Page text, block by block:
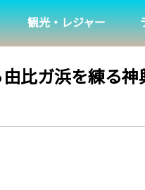
観光・レジャー
比ガ浜を練る